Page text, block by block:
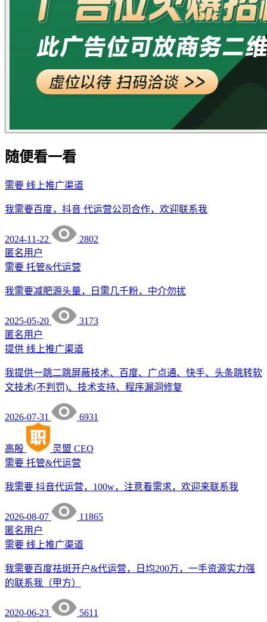
随便看一看
需要 线上推广渠道
我需要百度，抖音 代运营公司合作，欢迎联系我
2024-11-22
2802
匿名用户
需要 托管&代运营
我需要减肥源头量，日需几千粉，中介勿扰
2025-05-20
3173
匿名用户
提供 线上推广渠道
我提供一跳二跳屏蔽技术、百度、广点通、快手、头条跳转软
文技术(不判罚)、技术支持、程序漏洞修复
2026-07-31 6931
高殷 灵盟 CEO
需要 托管&代运营
我需要 抖音代运营，100w，注意看需求，欢迎来联系我
2026-08-07
11865
匿名用户
需要 线上推广渠道
我需要百度祛斑开户&代运营，日均200万，一手资源实力强
的联系我（甲方）
2020-06-23
5611